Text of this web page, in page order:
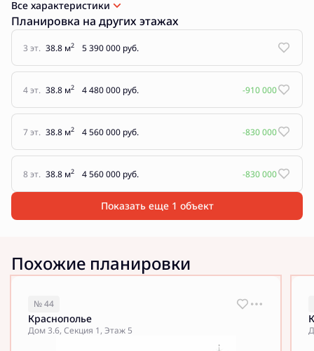
Все характеристики
Планировка на других этажах
3 эт. 38.8 м2 5 390 000 руб.
4 эт. 38.8 м2 4 480 000 руб. -910 000
7 эт. 38.8 м2 4 560 000 руб. -830 000
8 эт. 38.8 м2 4 560 000 руб. -830 000
Показать еще 1 объект
Похожие планировки
№ 44
Краснополье
Дом 3.6, Секция 1, Этаж 5